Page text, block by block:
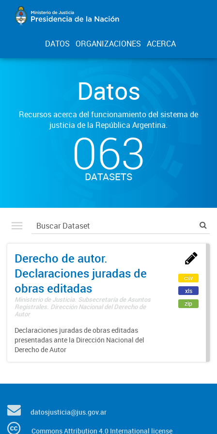
DATOS ORGANIZACIONES ACERCA
Datos
Recursos acerca del funcionamiento del sistema de
justicia de la República Argentina.
063
DATASETS
Derecho de autor.
Declaraciones juradas de
obras editadas
Ministerio de Justicia. Subsecretaría de Asuntos
Registrales. Dirección Nacional del Derecho de
Autor
Declaraciones juradas de obras editadas
presentadas ante la Dirección Nacional del
Derecho de Autor
csv
xls
zip
datosjusticia@jus.gov.ar
Commons Attribution 4.0 International license